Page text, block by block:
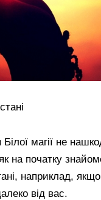
магії не
на початку
наприклад,
від вас.